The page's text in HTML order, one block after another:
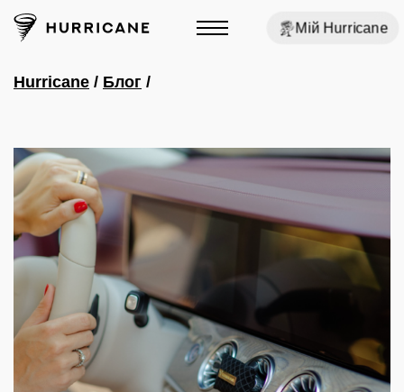
Мій Hurricane
Hurricane / Блог /